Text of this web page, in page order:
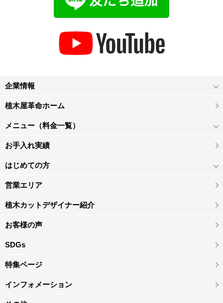
企業情報
植木屋革命ホーム
メニュー（料金一覧）
お手入れ実績
はじめての方
営業エリア
植木カットデザイナー紹介
お客様の声
SDGs
特集ページ
インフォメーション